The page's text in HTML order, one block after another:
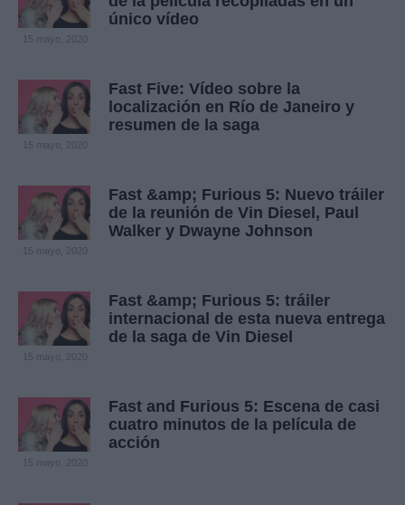
único vídeo
15 mayo, 2020
Fast Five: Vídeo sobre la
localización en Río de Janeiro y
resumen de la saga
15 mayo, 2020
Fast &amp; Furious 5: Nuevo tráiler
de la reunión de Vin Diesel, Paul
Walker y Dwayne Johnson
15 mayo, 2020
Fast &amp; Furious 5: tráiler
internacional de esta nueva entrega
de la saga de Vin Diesel
15 mayo, 2020
Fast and Furious 5: Escena de casi
cuatro minutos de la película de
acción
15 mayo, 2020